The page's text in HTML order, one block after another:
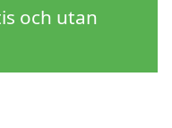
och utan